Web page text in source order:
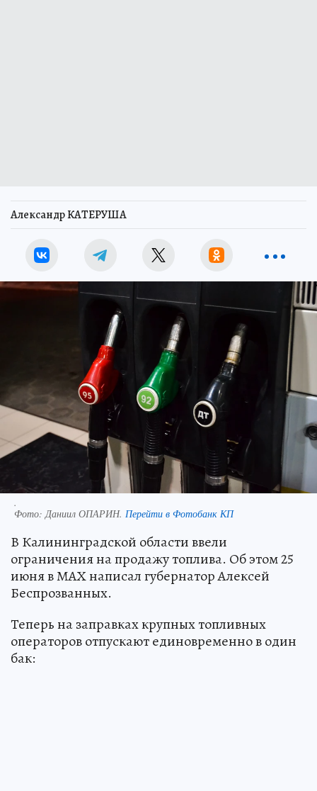
Александр КАТЕРУША
.
Фото: Даниил ОПАРИН. Перейти в Фотобанк КП
В Калининградской области ввели
ограничения на продажу топлива. Об этом 25
июня в МАХ написал губернатор Алексей
Беспрозванных.
Теперь на заправках крупных топливных
операторов отпускают единовременно в один
бак: